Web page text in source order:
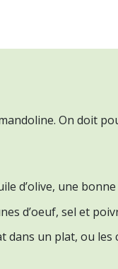
On doit
d’olive, une
d’oeuf, sel et
dans un plat, ou